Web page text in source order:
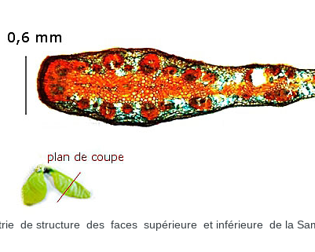
de structure des faces supérieure et inférieure de la